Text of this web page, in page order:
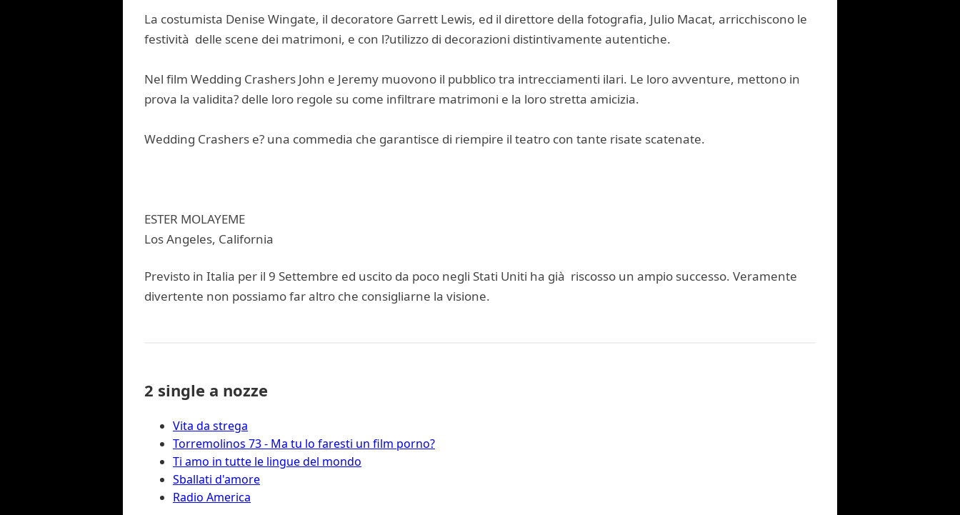
La costumista Denise Wingate, il decoratore Garrett Lewis, ed il direttore della fotografia, Julio Macat, arricchiscono le
festività delle scene dei matrimoni, e con l?utilizzo di decorazioni distintivamente autentiche.
Nel film Wedding Crashers John e Jeremy muovono il pubblico tra intrecciamenti ilari. Le loro avventure, mettono in
prova la validita? delle loro regole su come infiltrare matrimoni e la loro stretta amicizia.
Wedding Crashers e? una commedia che garantisce di riempire il teatro con tante risate scatenate.
ESTER MOLAYEME
Los Angeles, California
Previsto in Italia per il 9 Settembre ed uscito da poco negli Stati Uniti ha già riscosso un ampio successo. Veramente
divertente non possiamo far altro che consigliarne la visione.
2 single a nozze
Vita da strega
Torremolinos 73 - Ma tu lo faresti un film porno?
Ti amo in tutte le lingue del mondo
Sballati d'amore
Radio America